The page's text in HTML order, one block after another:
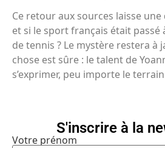
Ce retour aux sources laisse
et si le sport français était passé
de tennis ? Le mystère restera à
chose est sûre : le talent de
s’exprimer, peu importe le
S'inscrire à la
Votre prénom